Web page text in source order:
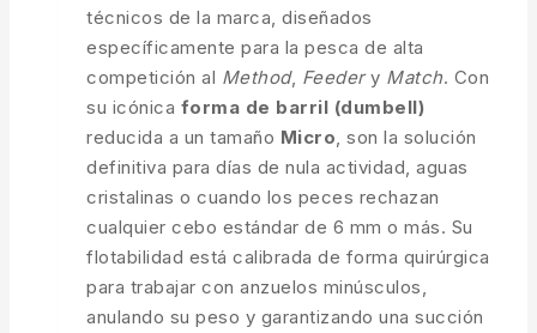
técnicos de la marca, diseñados
específicamente para la pesca de alta
competición al Method, Feedery Match. Con
su icónica forma de barril (dumbell)
reducida a un tamaño Micro , son la solución
definitiva para días de nula actividad, aguas
cristalinas o cuando los peces rechazan
cualquier cebo estándar de 6 mm o más. Su
flotabilidad está calibrada de forma quirúrgica
para trabajar con anzuelos minúsculos,
anulando su peso y garantizando una succión